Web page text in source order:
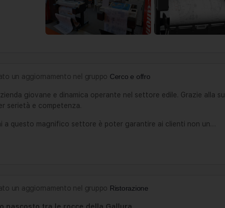
un aggiornamento nel gruppo Cerco e offro
giovane e dinamica operante nel settore edile. Grazie
serietà e competenza.
a questo magnifico settore è poter garantire ai clienti non un…
un aggiornamento nel gruppo Ristorazione